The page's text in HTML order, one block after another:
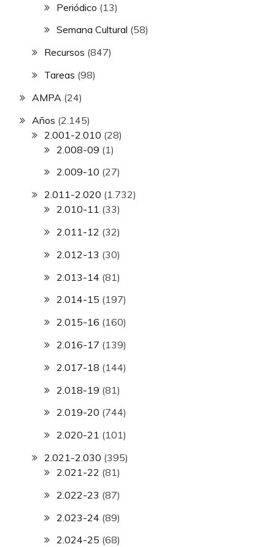
Periódico (13)
Semana Cultural (58)
Recursos (847)
Tareas (98)
AMPA (24)
Años (2.145)
2.001-2.010 (28)
2.008-09 (1)
2.009-10 (27)
2.011-2.020 (1.732)
2.010-11 (33)
2.011-12 (32)
2.012-13 (30)
2.013-14 (81)
2.014-15 (197)
2.015-16 (160)
2.016-17 (139)
2.017-18 (144)
2.018-19 (81)
2.019-20 (744)
2.020-21 (101)
2.021-2.030 (395)
2.021-22 (81)
2.022-23 (87)
2.023-24 (89)
2.024-25 (68)